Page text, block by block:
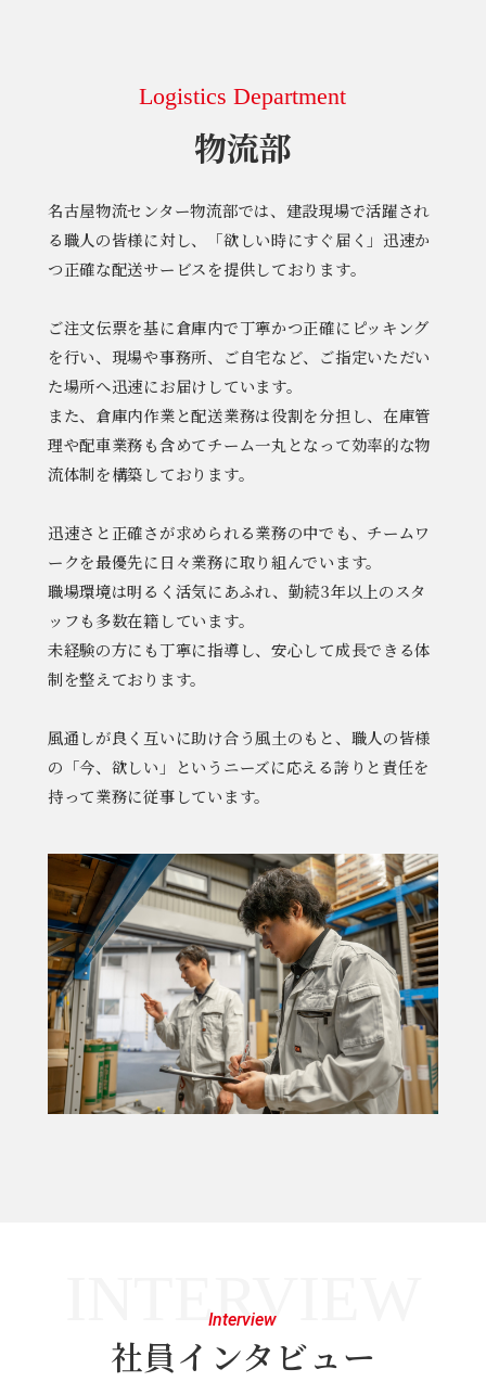
Logistics Department
物流部
名古屋物流センター物流部では、建設現場で活躍され
る職人の皆様に対し、「欲しい時にすぐ届く」迅速か
つ正確な配送サービスを提供しております。
ご注文伝票を基に倉庫内で丁寧かつ正確にピッキング
を行い、現場や事務所、ご自宅など、ご指定いただい
た場所へ迅速にお届けしています。
また、倉庫内作業と配送業務は役割を分担し、在庫管
理や配車業務も含めてチーム一丸となって効率的な物
流体制を構築しております。
迅速さと正確さが求められる業務の中でも、チームワ
ークを最優先に日々業務に取り組んでいます。
職場環境は明るく活気にあふれ、勤続3年以上のスタ
ッフも多数在籍しています。
未経験の方にも丁寧に指導し、安心して成長できる体
制を整えております。
風通しが良く互いに助け合う風土のもと、職人の皆様
の「今、欲しい」というニーズに応える誇りと責任を
持って業務に従事しています。
INTERVIEW
Interview
社員インタビュー